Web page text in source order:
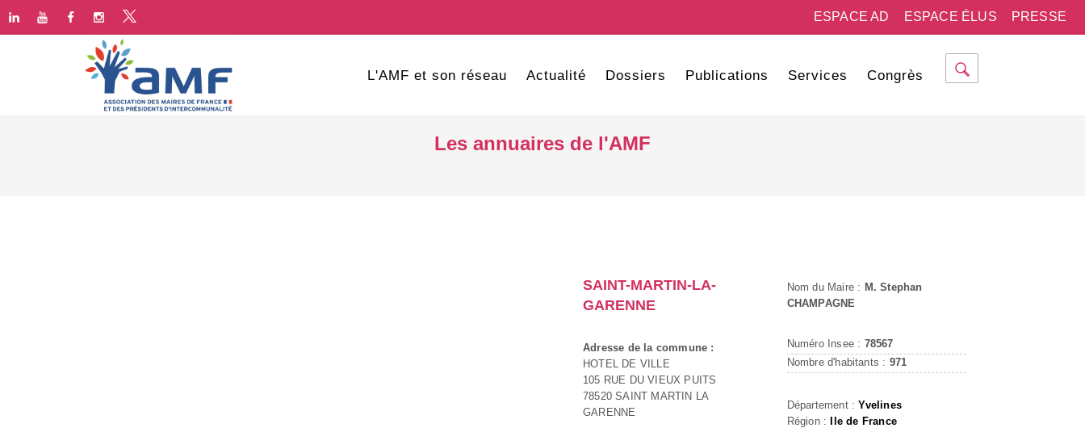
PRESSE
ESPACE ÉLUS
ESPACE AD
L'AMF et son réseau Actualité Dossiers Publications Services Congrès
Les annuaires de l'AMF
SAINT-MARTIN-LA-
GARENNE
Adresse de la commune :
HOTEL DE VILLE
105 RUE DU VIEUX PUITS
78520 SAINT MARTIN LA
GARENNE
Nom du Maire : M. Stephan
CHAMPAGNE
Numéro Insee : 78567
Nombre d'habitants : 971
Département :Yvelines
Région :Ile de France